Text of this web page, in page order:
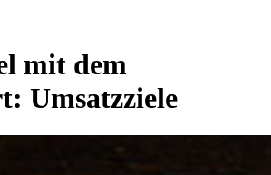
mit dem
Umsatzziele